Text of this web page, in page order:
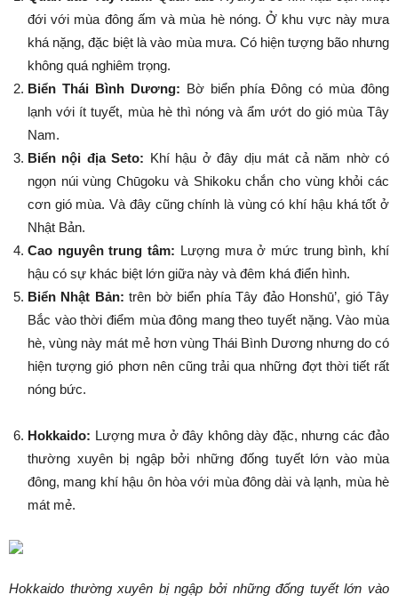
đới với mùa đông ấm và mùa hè nóng. Ở khu vực này mưa
khá nặng, đặc biệt là vào mùa mưa. Có hiện tượng bão nhưng
không quá nghiêm trọng.
Biển Thái Bình Dương: Bờ biển phía Đông có mùa đông
lạnh với ít tuyết, mùa hè thì nóng và ẩm ướt do gió mùa Tây
Nam.
Biển nội địa Seto: Khí hậu ở đây dịu mát cả năm nhờ có
ngọn núi vùng Chūgoku và Shikoku chắn cho vùng khỏi các
cơn gió mùa. Và đây cũng chính là vùng có khí hậu khá tốt ở
Nhật Bản.
Cao nguyên trung tâm: Lượng mưa ở mức trung bình, khí
hậu có sự khác biệt lớn giữa này và đêm khá điển hình.
Biển Nhật Bản: trên bờ biển phía Tây đảo Honshū’, gió Tây
Bắc vào thời điểm mùa đông mang theo tuyết nặng. Vào mùa
hè, vùng này mát mẻ hơn vùng Thái Bình Dương nhưng do có
hiện tượng gió phơn nên cũng trải qua những đợt thời tiết rất
nóng bức.
Hokkaido: Lượng mưa ở đây không dày đặc, nhưng các đảo
thường xuyên bị ngập bởi những đống tuyết lớn vào mùa
đông, mang khí hậu ôn hòa với mùa đông dài và lạnh, mùa hè
mát mẻ.
Hokkaido thường xuyên bị ngập bởi những đống tuyết lớn vào